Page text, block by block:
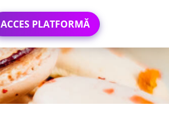
ACCES PLATFORMĂ